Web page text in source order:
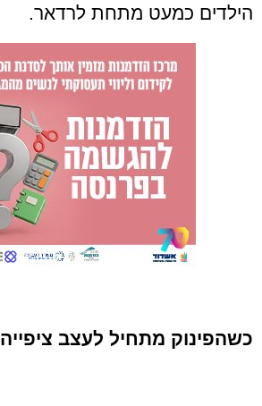
הילדים כמעט מתחת לרדאר.
כשהפינוק מתחיל לעצב ציפייה